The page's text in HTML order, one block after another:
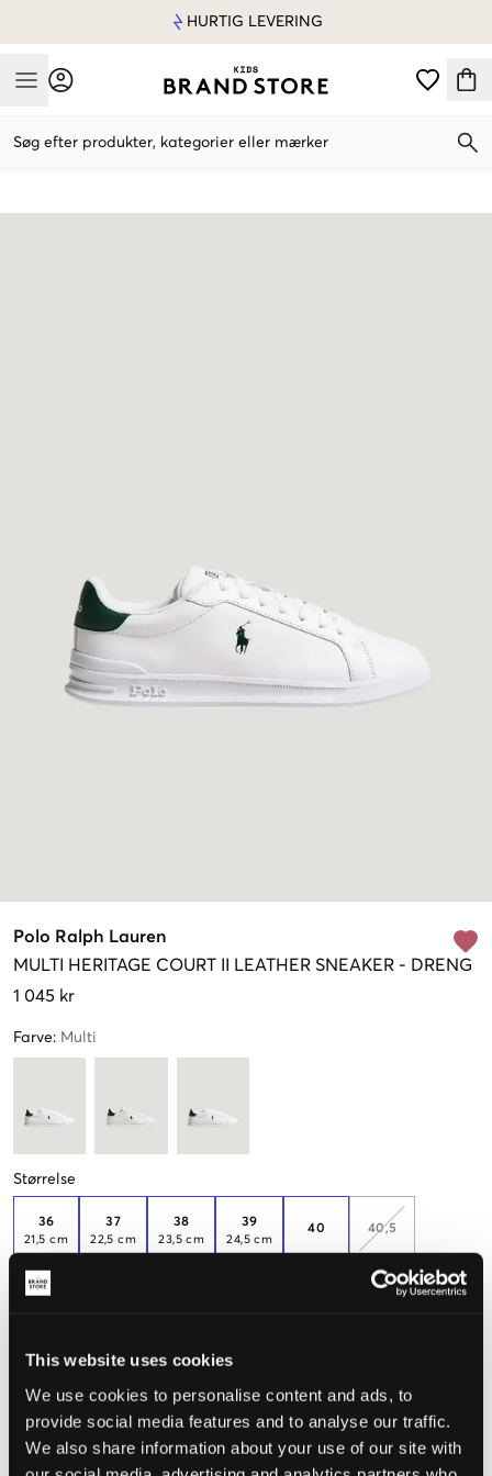
This website uses cookies
We use cookies to personalise content and ads, to
provide social media features and to analyse our traffic.
We also share information about your use of our site with
HURTIG LEVERING
Mobile Menu
Søg efter produkter, kategorier eller mærker
Polo Ralph Lauren
MULTI
HERITAGE COURT II LEATHER SNEAKER - DRENG
1 045 kr
Farve: Multi
Størrelse
36
21,5 cm
37
22,5 cm
38
23,5 cm
39
24,5 cm
40 40,5
Mål foden for at vælge den rigtige størrelse
Opfattet størrelse
Lille Perfekt Stor